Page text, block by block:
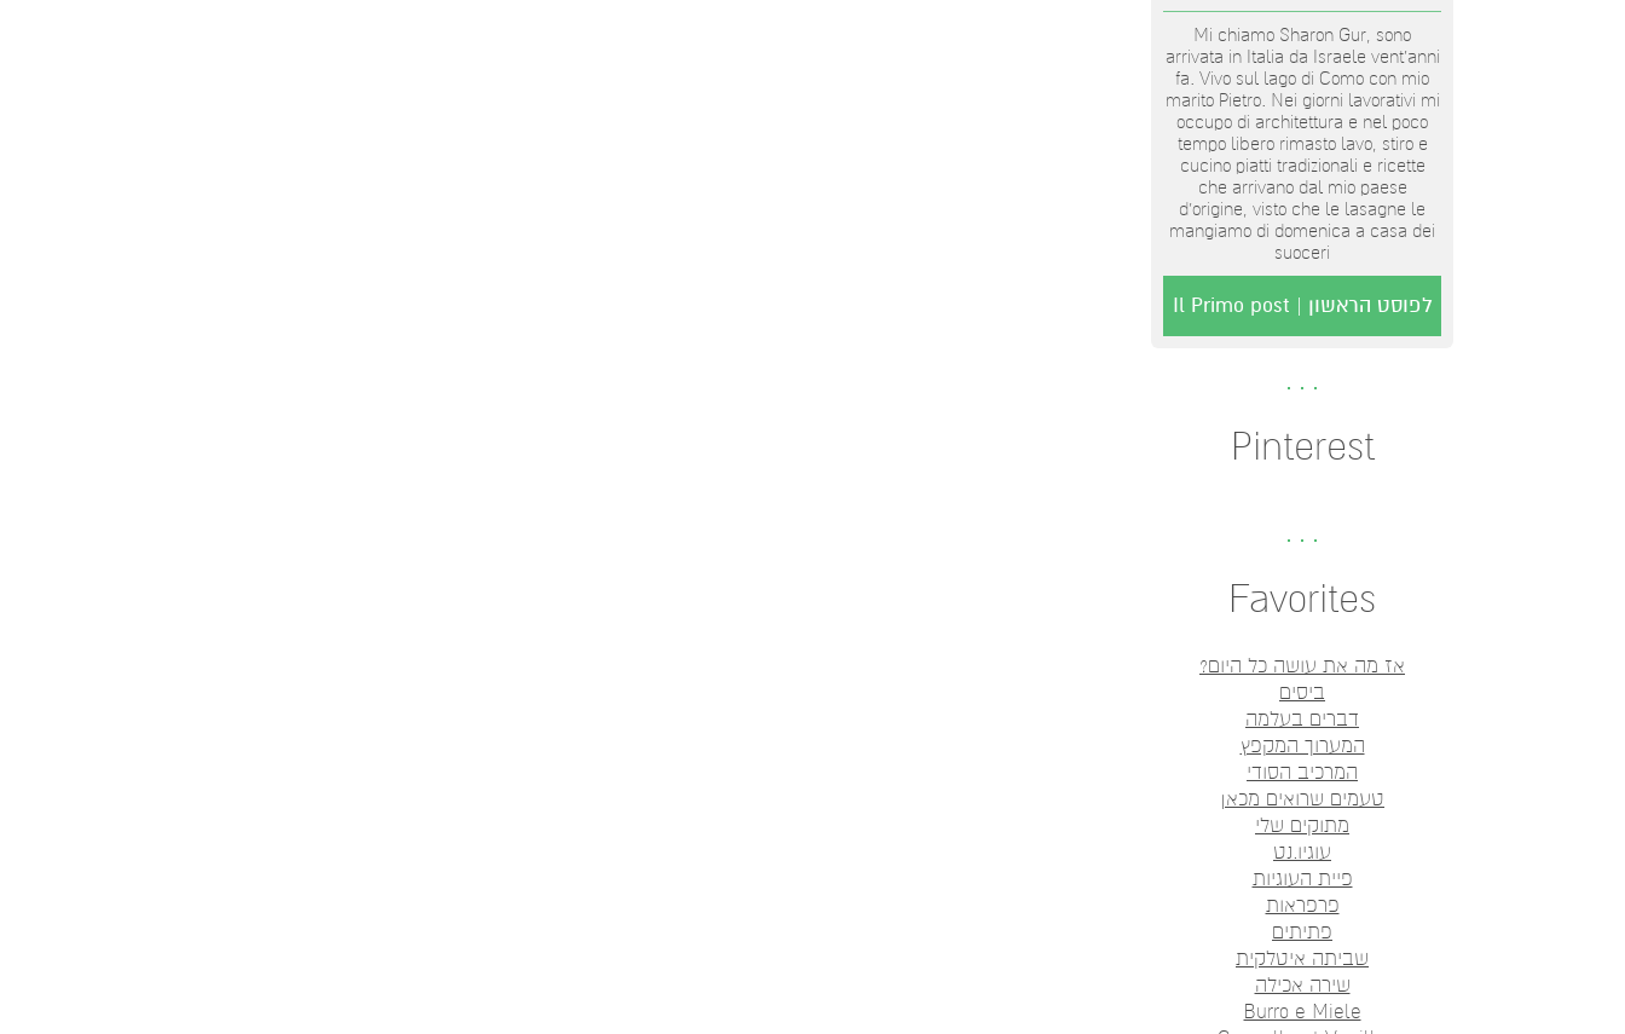
Mi chiamo Sharon Gur, sono
arrivata in Italia da Israele vent'anni
fa. Vivo sul lago di Como con mio
marito Pietro. Nei giorni lavorativi mi
occupo di architettura e nel poco
tempo libero rimasto lavo, stiro e
cucino piatti tradizionali e ricette
che arrivano dal mio paese
d’origine, visto che le lasagne le
mangiamo di domenica a casa dei
suoceri
לפוסט הראשון | Il Primo post
Pinterest
Favorites
אז מה את עושה כל היום?
ביסים
דברים בעלמה
המערוך המקפץ
המרכיב הסודי
טעמים שרואים מכאן
מתוקים שלי
עוגיו.נט
פיית העוגיות
פרפראות
פתיתים
שביתה איטלקית
שירה אכילה
Burro e Miele